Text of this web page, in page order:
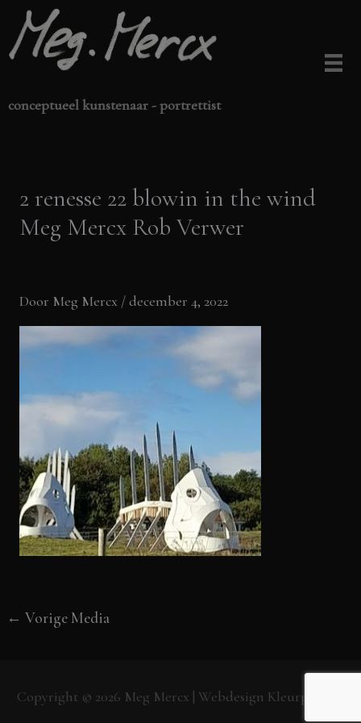
naar
de
conceptueel kunstenaar - portrettist
2 renesse 22 blowin in the wind
Meg Mercx Rob Verwer
Door Meg Mercx /december 4, 2022
← Vorige Media
Copyright © 2026 Meg Mercx | Webdesign Kleurpunt.nl